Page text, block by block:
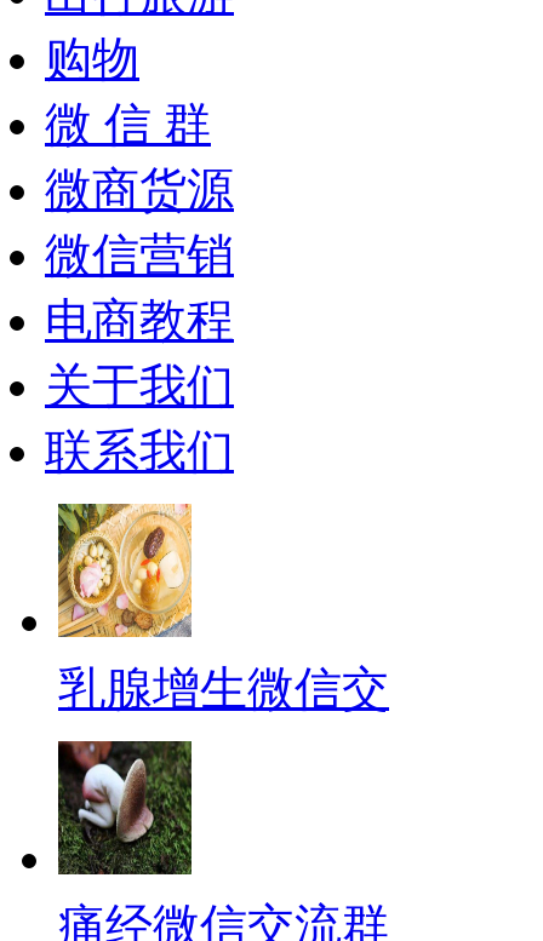
购物
微 信 群
微商货源
微信营销
电商教程
关于我们
联系我们
乳腺增生微信交
痛经微信交流群